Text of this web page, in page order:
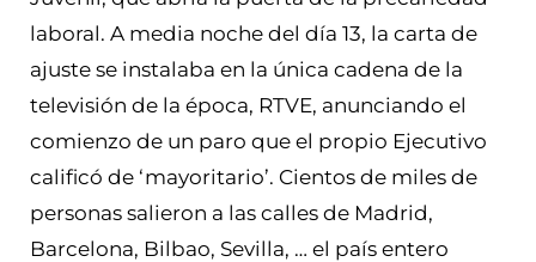
laboral. A media noche del día 13, la carta de
ajuste se instalaba en la única cadena de la
televisión de la época, RTVE, anunciando el
comienzo de un paro que el propio Ejecutivo
calificó de ‘mayoritario’. Cientos de miles de
personas salieron a las calles de Madrid,
Barcelona, Bilbao, Sevilla, … el país entero